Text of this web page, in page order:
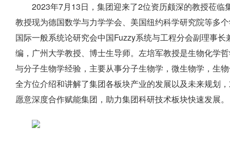
2023年7月13日，集团迎来了2位资历颇深的教授莅
教授现为德国数学与力学学会、美国纽约科学研究院等多
国际一般系统论研究会中国Fuzzy系统与工程分会副理事
编，广州大学教授、博士生导师。左培军教授是生物化学
与分子生物学经验，主要从事分子生物学，微生物学，生
全方位介绍和讲解了集团各板块产业的发展以及未来规划
愿意深度合作赋能集团，助力集团科研技术板块快速发展。